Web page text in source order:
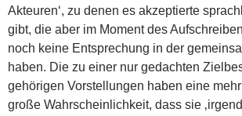
Akteuren‘, zu denen es akzeptierte
gibt, die aber im Moment des
noch keine Entsprechung in der
haben. Die zu einer nur gedachten
gehörigen Vorstellungen haben eine
große Wahrscheinlichkeit, dass sie